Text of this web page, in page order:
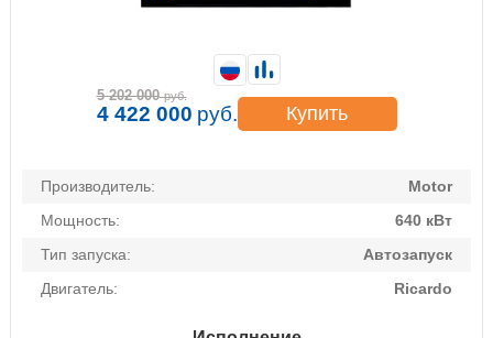
Производитель:
Motor
Мощность:
640 кВт
Тип запуска:
Автозапуск
Двигатель:
Ricardo
5 202 000 руб.
4 422 000 руб. Купить